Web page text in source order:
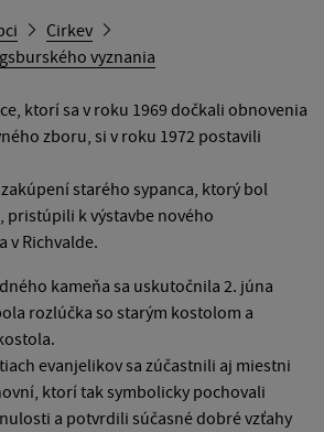
Cirkev
vyznania
ktorí sa v roku 1969 dočkali obnovenia
zboru, si v roku 1972 postavili
starého sypanca, ktorý bol
pristúpili k výstavbe nového
v Richvalde.
kameňa sa uskutočnila 2. júna
rozlúčka so starým kostolom a
evanjelikov sa zúčastnili aj miestni
ktorí tak symbolicky pochovali
a potvrdili súčasné dobré vzťahy